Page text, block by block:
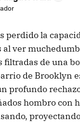
perdido la
al ver
filtradas de una
de Brooklyn
profundo
hombro con